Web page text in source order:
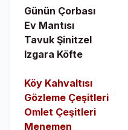
Günün Çorbası
Ev Mantısı
Tavuk Şinitzel
Izgara Köfte
Köy Kahvaltısı
Gözleme Çeşitleri
Omlet Çeşitleri
Menemen